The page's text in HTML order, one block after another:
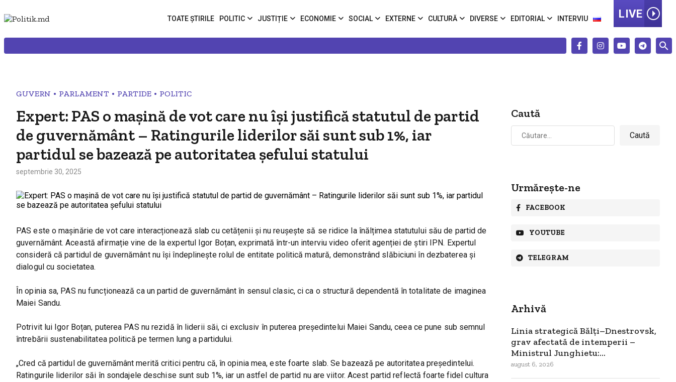
TOATE ȘTIRILE POLITIC JUSTIȚIE ECONOMIE SOCIAL EXTERNE CULTURĂ DIVERSE EDITORIAL INTERVIU LIVE
GUVERN • PARLAMENT • PARTIDE • POLITIC
Expert: PAS o mașină de vot care nu își justifică statutul de partid
de guvernământ – Ratingurile liderilor săi sunt sub 1%, iar
partidul se bazează pe autoritatea șefului statului
septembrie 30, 2025
PAS este o mașinărie de vot care interacționează slab cu cetățenii și nu reușește să se ridice la înălțimea statutului său de partid de
guvernământ. Această afirmație vine de la expertul Igor Boțan, exprimată într-un interviu video oferit agenției de știri IPN. Expertul
consideră că partidul de guvernământ nu își îndeplinește rolul de entitate politică matură, demonstrând slăbiciuni în dezbaterea și
dialogul cu societatea.
În opinia sa, PAS nu funcționează ca un partid de guvernământ în sensul clasic, ci ca o structură dependentă în totalitate de imaginea
Maiei Sandu.
Potrivit lui Igor Boțan, puterea PAS nu rezidă în liderii săi, ci exclusiv în puterea președintelui Maiei Sandu, ceea ce pune sub semnul
întrebării sustenabilitatea politică pe termen lung a partidului.
„Cred că partidul de guvernământ merită critici pentru că, în opinia mea, este foarte slab. Se bazează pe autoritatea președintelui.
Ratingurile liderilor săi în sondajele deschise sunt sub 1%, iar un astfel de partid nu are viitor. Acest partid reflectă foarte fidel cultura
Caută
Caută
după:
Urmărește-ne
FACEBOOK
YOUTUBE
TELEGRAM
Arhivă
Linia strategică Bălți–Dnestrovsk,
grav afectată de intemperii –
Ministrul Junghietu:...
august 6, 2026